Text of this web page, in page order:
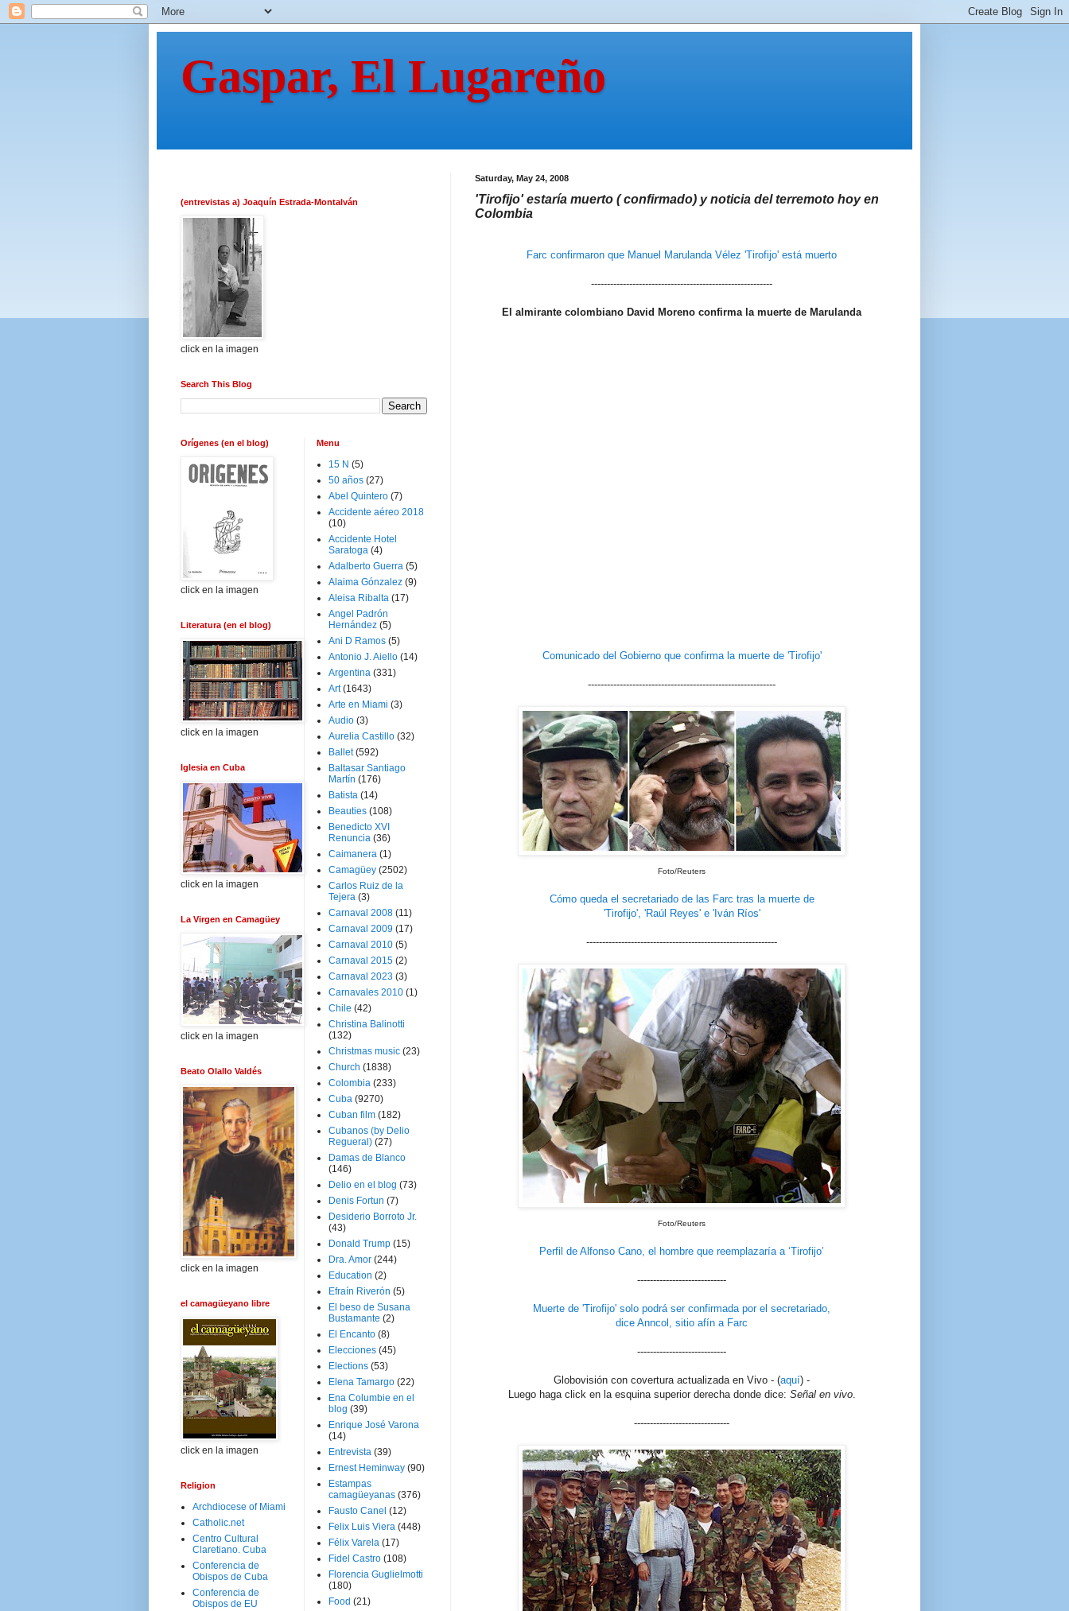
Gaspar, El Lugareño
Saturday, May 24, 2008
'Tirofijo' estaría muerto ( confirmado) y noticia del terremoto hoy en
Colombia
Farc confirmaron que Manuel Marulanda Vélez 'Tirofijo' está muerto
---------------------------------------------------------
El almirante colombiano David Moreno confirma la muerte de Marulanda
Comunicado del Gobierno que confirma la muerte de 'Tirofijo'
-----------------------------------------------------------
Foto/Reuters
Cómo queda el secretariado de las Farc tras la muerte de
'Tirofijo', 'Raúl Reyes' e 'Iván Ríos'
------------------------------------------------------------
Foto/Reuters
Perfil de Alfonso Cano, el hombre que reemplazaría a ‘Tirofijo’
----------------------------
Muerte de 'Tirofijo' solo podrá ser confirmada por el secretariado,
dice Anncol, sitio afín a Farc
----------------------------
Globovisión con covertura actualizada en Vivo - (aquí) -
Luego haga click en la esquina superior derecha donde dice: Señal en vivo.
------------------------------
(entrevistas a) Joaquín Estrada-Montalván
click en la imagen
Search This Blog
Orígenes (en el blog)
click en la imagen
Literatura (en el blog)
click en la imagen
Iglesia en Cuba
click en la imagen
La Virgen en Camagüey
click en la imagen
Beato Olallo Valdés
click en la imagen
el camagüeyano libre
click en la imagen
Religion
Archdiocese of Miami
Catholic.net
Centro Cultural
Claretiano. Cuba
Conferencia de
Obispos de Cuba
Conferencia de
Obispos de EU
Menu
15 N (5)
50 años (27)
Abel Quintero (7)
Accidente aéreo 2018
(10)
Accidente Hotel
Saratoga (4)
Adalberto Guerra (5)
Alaima Gónzalez (9)
Aleisa Ribalta (17)
Angel Padrón
Hernández (5)
Ani D Ramos (5)
Antonio J. Aiello (14)
Argentina (331)
Art (1643)
Arte en Miami (3)
Audio (3)
Aurelia Castillo (32)
Ballet (592)
Baltasar Santiago
Martín (176)
Batista (14)
Beauties (108)
Benedicto XVI
Renuncia (36)
Caimanera (1)
Camagüey (2502)
Carlos Ruiz de la
Tejera (3)
Carnaval 2008 (11)
Carnaval 2009 (17)
Carnaval 2010 (5)
Carnaval 2015 (2)
Carnaval 2023 (3)
Carnavales 2010 (1)
Chile (42)
Christina Balinotti
(132)
Christmas music (23)
Church (1838)
Colombia (233)
Cuba (9270)
Cuban film (182)
Cubanos (by Delio
Regueral) (27)
Damas de Blanco
(146)
Delio en el blog (73)
Denis Fortun (7)
Desiderio Borroto Jr.
(43)
Donald Trump (15)
Dra. Amor (244)
Education (2)
Efraín Riverón (5)
El beso de Susana
Bustamante (2)
El Encanto (8)
Elecciones (45)
Elections (53)
Elena Tamargo (22)
Ena Columbie en el
blog (39)
Enrique José Varona
(14)
Entrevista (39)
Ernest Heminway (90)
Estampas
camagüeyanas (376)
Fausto Canel (12)
Felix Luis Viera (448)
Félix Varela (17)
Fidel Castro (108)
Florencia Guglielmotti
(180)
Food (21)